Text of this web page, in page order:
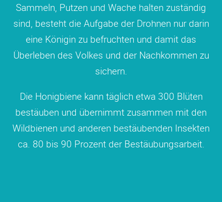
Sammeln, Putzen und Wache halten zuständig
sind, besteht die Aufgabe der Drohnen nur darin
eine Königin zu befruchten und damit das
Überleben des Volkes und der Nachkommen zu
sichern.
Die Honigbiene kann täglich etwa 300 Blüten
bestäuben und übernimmt zusammen mit den
Wildbienen und anderen bestäubenden Insekten
ca. 80 bis 90 Prozent der Bestäubungsarbeit.